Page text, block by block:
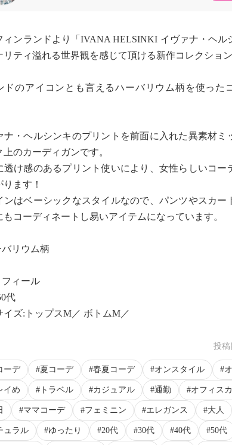
ィンランドより「IVANA HELSINKI イヴァナ・ヘル
リティ溢れる世界観を感じて頂ける新作コレクション
ドのアイコンとも言えるハーバリウム柄を使った
ナ・ヘルシンキのプリントを前面に入れた異素材ミ
上のカーディガンです。
透け感のあるプリント使いにより、女性らしいコー
ます！
ンはベーシックなスタイルなので、パンツやスカー
もコーディネートし易いアイテムになっています。
リウム柄
ィール
代
イズ:トップスM／ ボトムM／
投稿
ーデ 夏コーデ 春夏コーデ オンスタイル
イめ トラベル カジュアル 通勤 オフィス
ママコーデ フェミニン エレガンス 大人
ュラル ゆったり 20代 30代 40代 50代